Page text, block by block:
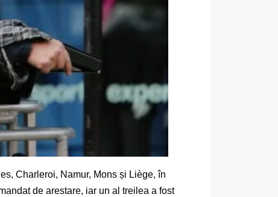
Charleroi, Namur, Mons și Liège, în
de arestare, iar un al treilea a fost